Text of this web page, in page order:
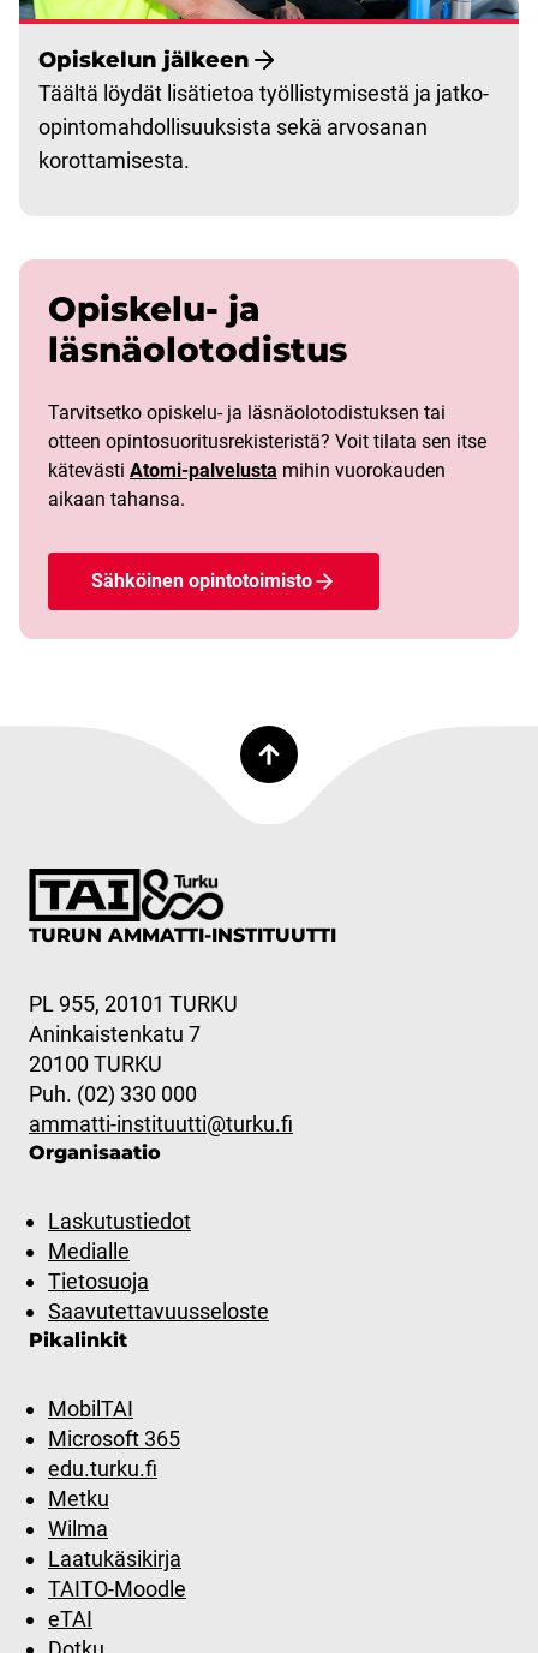
Opiskelun jälkeen
Täältä löydät lisätietoa työllistymisestä ja jatko-
opintomahdollisuuksista sekä arvosanan
korottamisesta.
Opiskelu- ja
läsnäolotodistus
Tarvitsetko opiskelu- ja läsnäolotodistuksen tai
otteen opintosuoritusrekisteristä? Voit tilata sen itse
kätevästi Atomi-palvelusta mihin vuorokauden
aikaan tahansa.
Sähköinen opintotoimisto
TURUN AMMATTI-INSTITUUTTI
PL 955, 20101 TURKU
Aninkaistenkatu 7
20100 TURKU
Puh. (02) 330 000
ammatti-instituutti@turku.fi
Organisaatio
Laskutustiedot
Medialle
Tietosuoja
Saavutettavuusseloste
Pikalinkit
MobilTAI
Microsoft 365
edu.turku.fi
Metku
Wilma
Laatukäsikirja
TAITO-Moodle
eTAI